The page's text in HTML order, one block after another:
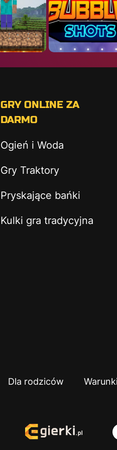
GRY ONLINE ZA
DARMO
Ogień i Woda
Gry Traktory
Pryskające bańki
Kulki gra tradycyjna
Dla rodziców